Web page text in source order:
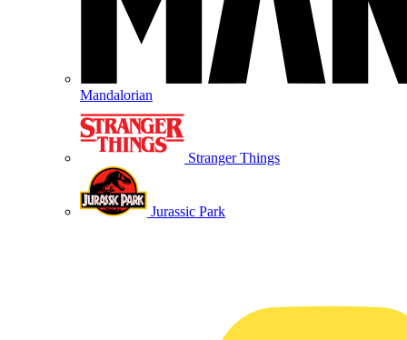
Mandalorian
Stranger Things
Jurassic Park